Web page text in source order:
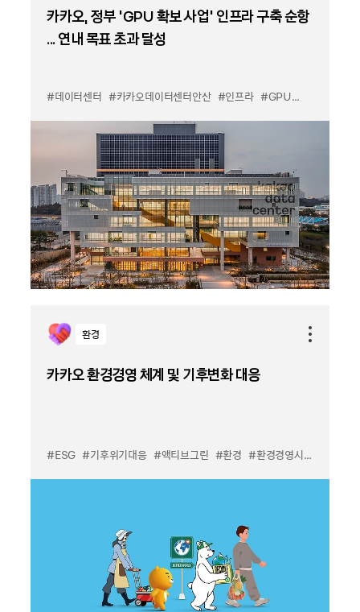
카카오, 정부 ‘GPU 확보 사업’ 인프라 구축 순항
... 연내 목표 초과 달성
#데이터센터 #카카오데이터센터안산 #인프라 #GPU #B200
환경
카카오 환경경영 체계 및 기후변화 대응
#ESG #기후위기대응 #액티브그린 #환경 #환경경영시스템